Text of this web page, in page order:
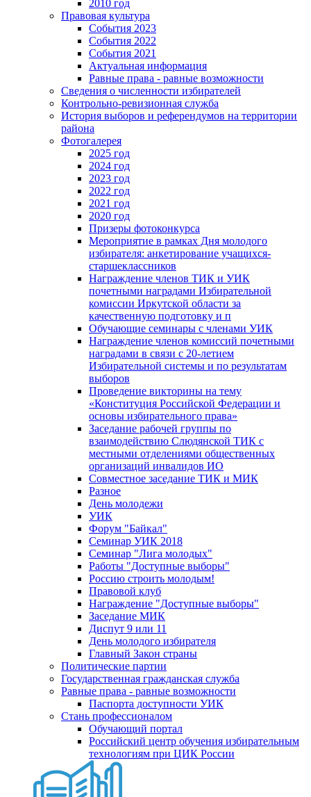
2010 год
Правовая культура
События 2023
События 2022
События 2021
Актуальная информация
Равные права - равные возможности
Сведения о численности избирателей
Контрольно-ревизионная служба
История выборов и референдумов на территории
района
Фотогалерея
2025 год
2024 год
2023 год
2022 год
2021 год
2020 год
Призеры фотоконкурса
Мероприятие в рамках Дня молодого
избирателя: анкетирование учащихся-
старшеклассников
Награждение членов ТИК и УИК
почетными наградами Избирательной
комиссии Иркутской области за
качественную подготовку и п
Обучающие семинары с членами УИК
Награждение членов комиссий почетными
наградами в связи с 20-летием
Избирательной системы и по результатам
выборов
Проведение викторины на тему
«Конституция Российской Федерации и
основы избирательного права»
Заседание рабочей группы по
взаимодействию Слюдянской ТИК с
местными отделениями общественных
организаций инвалидов ИО
Совместное заседание ТИК и МИК
Разное
День молодежи
УИК
Форум "Байкал"
Семинар УИК 2018
Семинар "Лига молодых"
Работы "Доступные выборы"
Россию строить молодым!
Правовой клуб
Награждение "Доступные выборы"
Заседание МИК
Диспут 9 или 11
День молодого избирателя
Главный Закон страны
Политические партии
Государственная гражданская служба
Равные права - равные возможности
Паспорта доступности УИК
Стань профессионалом
Обучающий портал
Российский центр обучения избирательным
технологиям при ЦИК России